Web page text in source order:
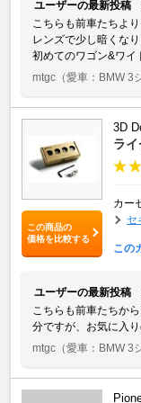
ユーザーの最新投稿
こちらも前車たちよ
レンズで少し暗くな
初めてのワゴン&ワイ
mtgc （愛車：BMW 3
この商品の
価格を比較する
3D
ラ
カー
セ
この
ユーザーの最新投稿
こちらも前車たちか
分ですが、お気に入り
mtgc （愛車：BMW 3